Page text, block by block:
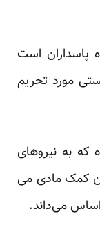
پاسداران است
مورد تحریم
که به نیروهای
کمک مادی می
می‌داند.